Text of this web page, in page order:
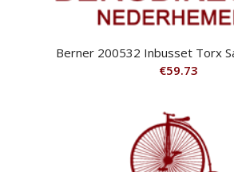
Berner 200532 Inbusset Torx
€59.73